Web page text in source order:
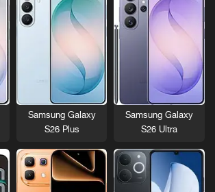
Samsung Galaxy
S26 Ultra
Samsung Galaxy
S26 Plus